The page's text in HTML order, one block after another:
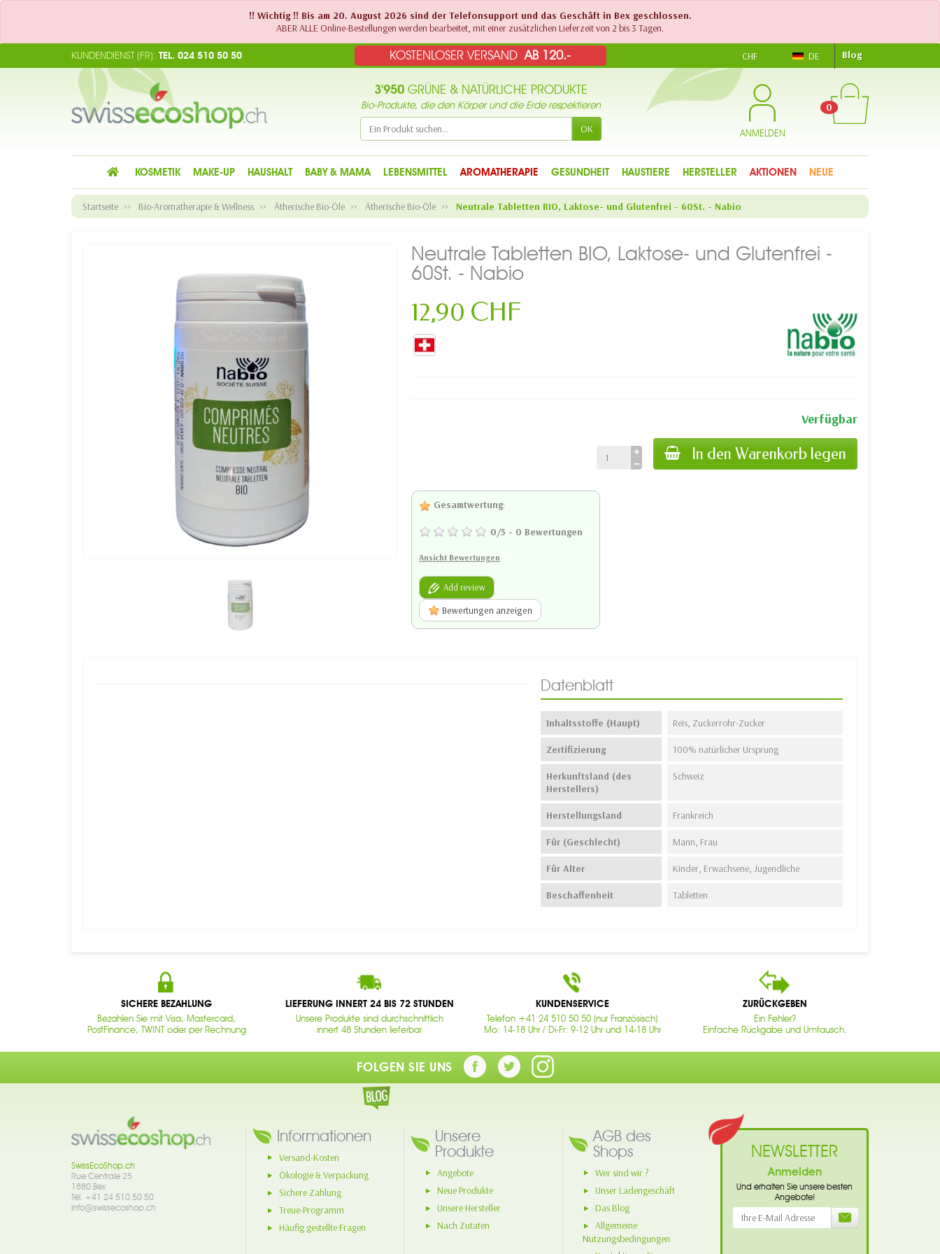
!! Wichtig !! Bis am 20. August 2026 sind der Telefonsupport und das Geschäft in Bex geschlossen.
ABER ALLE Online-Bestellungen werden bearbeitet, mit einer zusätzlichen Lieferzeit von 2 bis 3 Tagen.
KOSTENLOSER VERSANDAB 120.-
KUNDENDIENST (FR): TEL. 024 510 50 50 CHF DE Blog
3'950GRÜNE & NATÜRLICHE PRODUKTE
Bio-Produkte, die den Körper und die Erde respektieren
OK ANMELDEN
0
KOSMETIK MAKE-UP HAUSHALT BABY & MAMA LEBENSMITTEL AROMATHERAPIE GESUNDHEIT HAUSTIERE HERSTELLER AKTIONEN NEUE
Startseite Bio-Aromatherapie & Wellness Ätherische Bio-Öle Ätherische Bio-Öle Neutrale Tabletten BIO, Laktose- und Glutenfrei - 60St. - Nabio
Neutrale Tabletten BIO, Laktose- und Glutenfrei -
60St. - Nabio
12,90 CHF
Verfügbar
In den Warenkorb legen
Gesamtwertung:
0/5 - 0 Bewertungen
Ansicht Bewertungen
Add review
Bewertungen anzeigen
Datenblatt
Inhaltsstoffe (Haupt) Reis, Zuckerrohr-Zucker
Zertifizierung 100% natürlicher Ursprung
Herkunftsland (des
Herstellers)
Schweiz
Herstellungsland Frankreich
Für (Geschlecht) Mann, Frau
Für Alter Kinder, Erwachsene, Jugendliche
Beschaffenheit Tabletten
SICHERE BEZAHLUNG
Bezahlen Sie mit Visa, Mastercard,
PostFinance, TWINT oder per Rechnung
LIEFERUNG INNERT 24 BIS 72 STUNDEN
Unsere Produkte sind durchschnittlich
innert 48 Stunden lieferbar
KUNDENSERVICE
Telefon +41 24 510 50 50 (nur Französisch)
Mo: 14-18 Uhr / Di-Fr: 9-12 Uhr und 14-18 Uhr
ZURÜCKGEBEN
Ein Fehler?
Einfache Rückgabe und Umtausch.
FOLGEN SIE UNS
SwissEcoShop.ch
Rue Centrale 25
1880 Bex
Tél. +41 24 510 50 50
info@swissecoshop.ch
Informationen
Versand-Kosten
Ökologie & Verpackung
Sichere Zahlung
Treue-Programm
Häufig gestellte Fragen
Unsere
Produkte
Angebote
Neue Produkte
Unsere Hersteller
Nach Zutaten
AGB des
Shops
Wer sind wir ?
Unser Ladengeschäft
Das Blog
Allgemeine
Nutzungsbedingungen
NEWSLETTER
Anmelden
Und erhalten Sie unsere besten
Angebote!